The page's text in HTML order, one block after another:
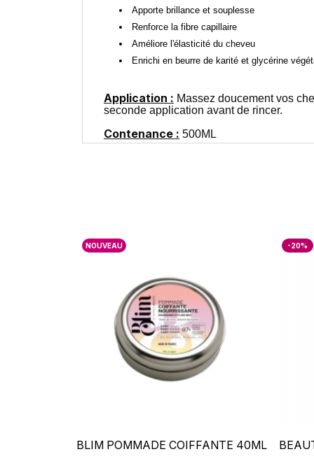
Apporte brillance et souplesse
Renforce la fibre capillaire
Améliore l'élasticité du cheveu
Enrichi en beurre de karité et glycérine
Application : Massez doucement vos
seconde application avant de rincer.
Contenance : 500ML
NOUVEAU
BLIM POMMADE COIFFANTE 40ML
-20%